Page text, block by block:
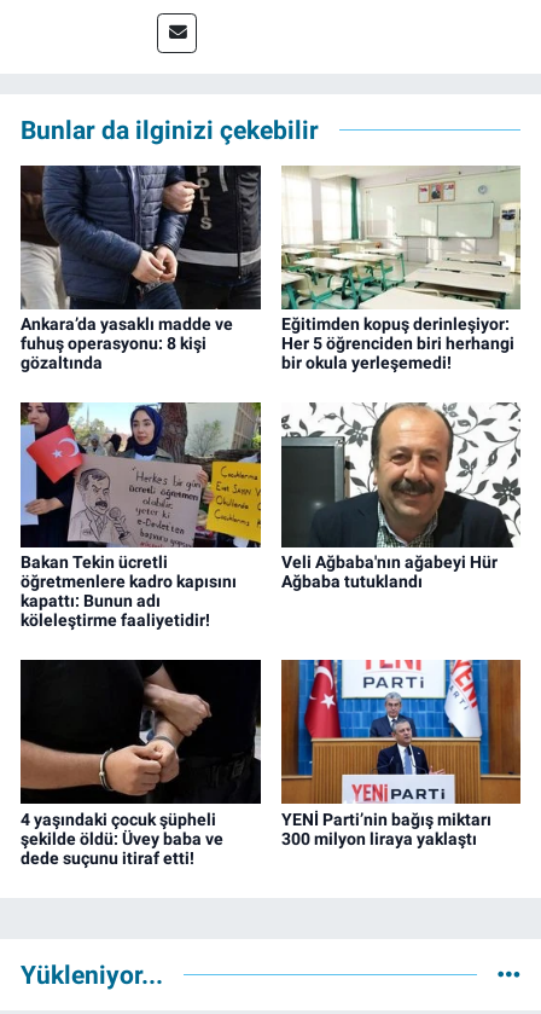
editörü, muhabir, rejisör olarak çalıştı.
Meslek hayatına İzmir’de başlayan gazeteci,
Bunlar da ilginizi çekebilir
Ankara’da yasaklı madde ve
fuhuş operasyonu: 8 kişi
gözaltında
Eğitimden kopuş derinleşiyor:
Her 5 öğrenciden biri herhangi
bir okula yerleşemedi!
Bakan Tekin ücretli
öğretmenlere kadro kapısını
kapattı: Bunun adı
köleleştirme faaliyetidir!
Veli Ağbaba'nın ağabeyi Hür
Ağbaba tutuklandı
4 yaşındaki çocuk şüpheli
şekilde öldü: Üvey baba ve
dede suçunu itiraf etti!
YENİ Parti’nin bağış miktarı
300 milyon liraya yaklaştı
Yükleniyor...